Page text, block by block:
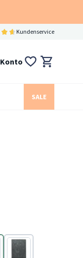
Kundenservice
Konto
SALE